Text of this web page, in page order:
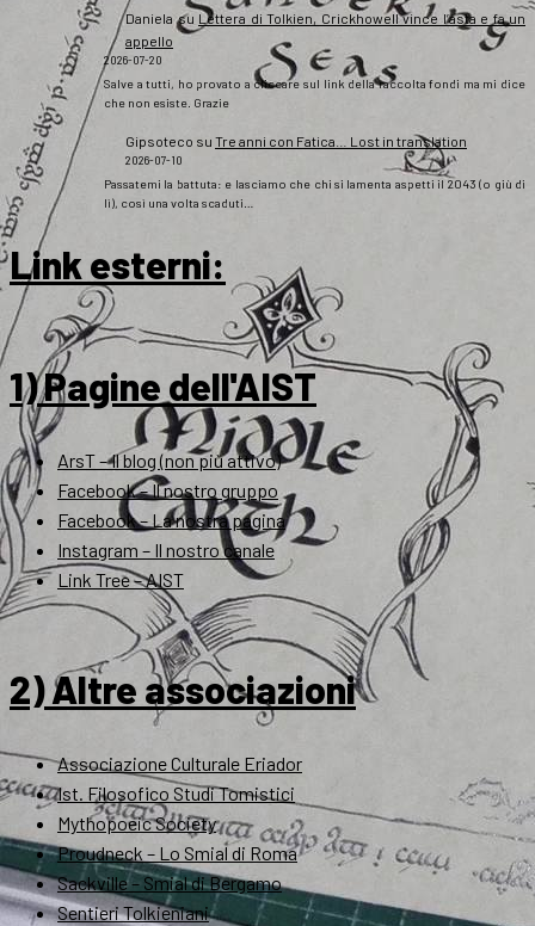
Danielasu Lettera di Tolkien, Crickhowell vince l’asta e fa un
appello
2026-07-20
Salve a tutti, ho provato a cliccare sul link della raccolta fondi ma mi dice
che non esiste. Grazie
Gipsoteco su Tre anni con Fatica… Lost in translation
2026-07-10
Passatemi la battuta: e lasciamo che chi si lamenta aspetti il 2043 (o giù di
lì), così una volta scaduti…
Link esterni:
1) Pagine dell'AIST
ArsT – Il blog (non più attivo)
Facebook – Il nostro gruppo
Facebook – La nostra pagina
Instagram – Il nostro canale
Link Tree – AIST
2) Altre associazioni
Associazione Culturale Eriador
Ist. Filosofico Studi Tomistici
Mythopoeic Society
Proudneck – Lo Smial di Roma
Sackville – Smial di Bergamo
Sentieri Tolkieniani